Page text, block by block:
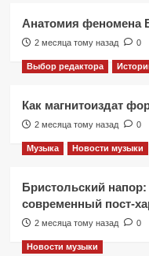
Анатомия феномена
2 месяца тому назад 0
Выбор редактора
Как магнитоиздат
2 месяца тому назад 0
Музыка Новости музыки
Бристольский
современный пост-
2 месяца тому назад 0
Новости музыки